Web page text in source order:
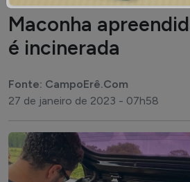
​Maconha
é incinerada
Fonte: CampoErê.Com
27 de janeiro de 2023 - 07h58